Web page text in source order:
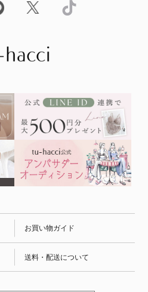
お買い物ガイド
送料・配送について